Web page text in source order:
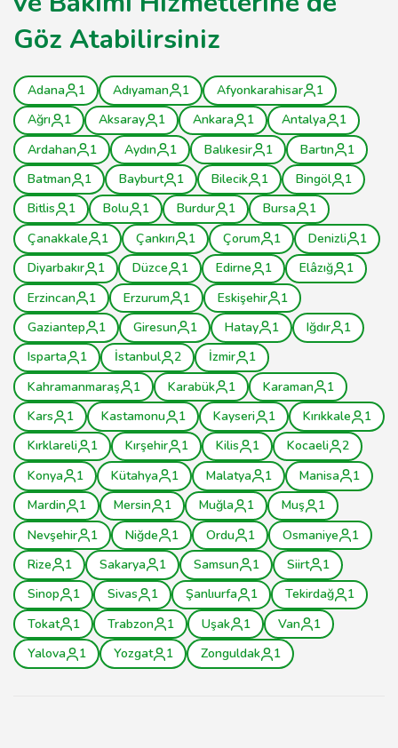
Göz Atabilirsiniz
Adana 1 Adıyaman 1 Afyonkarahisar
1
Ağrı
1 Aksaray 1 Ankara 1 Antalya
1
Ardahan
1 Aydın 1 Balıkesir 1 Bartın
1
Batman
1 Bayburt 1 Bilecik 1 Bingöl
1
Bitlis
1 Bolu 1 Burdur 1 Bursa
1
Çanakkale
1 Çankırı 1 Çorum 1 Denizli
1
Diyarbakır
1 Düzce 1 Edirne 1 Elâzığ
1
Erzincan
1 Erzurum 1 Eskişehir
1
Gaziantep
1 Giresun 1 Hatay 1 Iğdır
1
Isparta
1 İstanbul 2 İzmir
1
Kahramanmaraş
1 Karabük 1 Karaman
1
Kars
1 Kastamonu 1 Kayseri 1 Kırıkkale
1
Kırklareli
1 Kırşehir 1 Kilis 1 Kocaeli
2
Konya
1 Kütahya 1 Malatya 1 Manisa
1
Mardin
1 Mersin 1 Muğla 1 Muş
1
Nevşehir
1 Niğde 1 Ordu 1 Osmaniye
1
Rize
1 Sakarya 1 Samsun 1 Siirt
1
Sinop
1 Sivas 1 Şanlıurfa 1 Tekirdağ
1
Tokat
1 Trabzon 1 Uşak 1 Van
1
Yalova
1 Yozgat 1 Zonguldak 1